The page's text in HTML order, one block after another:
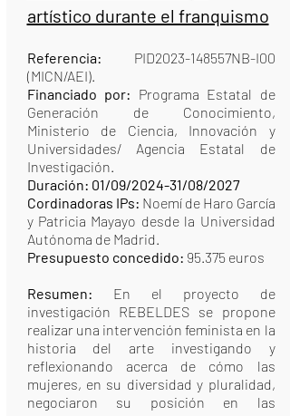
artístico durante el franquismo
Referencia: PID2023-148557NB-I00
(MICN/AEI).
Financiado por: Programa Estatal de
Generación de Conocimiento,
Ministerio de Ciencia, Innovación y
Universidades/ Agencia Estatal de
Investigación.
Duración: 01/09/2024-31/08/2027
Cordinadoras IPs: Noemí de Haro García
y Patricia Mayayo desde la Universidad
Autónoma de Madrid.
Presupuesto concedido: 95.375 euros
Resumen: En el proyecto de
investigación REBELDES se propone
realizar una intervención feminista en la
historia del arte investigando y
reflexionando acerca de cómo las
mujeres, en su diversidad y pluralidad,
negociaron su posición en las